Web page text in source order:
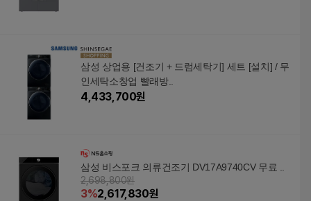
삼성 상업용 [건조기 + 드럼세탁기] 세트 [설치] / 무
인세탁소창업 빨래방..
4,433,700원
삼성 비스포크 의류건조기 DV17A9740CV 무료 ..
2,698,800원
3%2,617,830원